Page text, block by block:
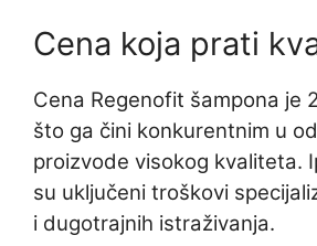
Cena koja prati
Cena Regenofit šampona je
što ga čini konkurentnim u
proizvode visokog kvaliteta.
su uključeni troškovi
i dugotrajnih istraživanja.